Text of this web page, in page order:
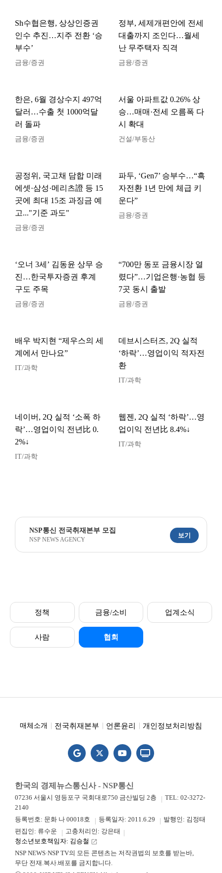
Sh수협은행, 상상인증권
인수 추진…지주 전환 ‘승
부수’
금융/증권
정부, 세제개편안에 전세
대출까지 조인다…월세
난 무주택자 직격
금융/증권
한은, 6월 경상수지 497억
달러…수출 첫 1000억달
러 돌파
금융/증권
서울 아파트값 0.26% 상
승…매매·전세 오름폭 다
시 확대
건설/부동산
공정위, 국고채 담합 미래
에셋·삼성·메리츠證 등 15
곳에 최대 15조 과징금 예
고..."기준 과도"
금융/증권
파두, ‘Gen7’ 승부수…“흑
자전환 1년 만에 체급 키
운다”
금융/증권
‘오너 3세’ 김동윤 상무 승
진…한국투자증권 후계
구도 주목
금융/증권
“700만 동포 금융시장 열
렸다”…기업은행·농협 등
7곳 동시 출발
금융/증권
배우 박지현 “제우스의 세
계에서 만나요”
IT/과학
데브시스터즈, 2Q 실적
‘하락’…영업이익 적자전
환
IT/과학
네이버, 2Q 실적 ‘소폭 하
락’…영업이익 전년比 0.
2%↓
IT/과학
웹젠, 2Q 실적 ‘하락’…영
업이익 전년比 8.4%↓
IT/과학
NSP통신 전국취재본부 모집
NSP NEWS AGENCY
보기
정책 금융/소비 업계소식
사람 협회
매체소개 전국취재본부 언론윤리 개인정보처리방침
한국의 경제뉴스통신사 - NSP통신
07236 서울시 영등포구 국회대로750 금산빌딩 2층
TEL: 02-3272-
2140
등록번호: 문화 나 00018호
등록일자: 2011.6.29
발행인: 김정태
편집인: 류수운
고충처리인: 강은태
청소년보호책임자: 김승철 launch
NSP NEWS·NSP TV의 모든 콘텐츠는 저작권법의 보호를 받는바,
무단 전재.복사.배포를 금지합니다.